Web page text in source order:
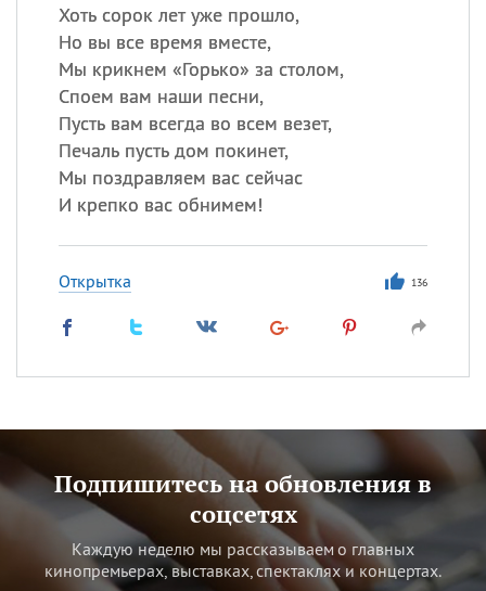
Хоть сорок лет уже прошло,
Но вы все время вместе,
Мы крикнем «Горько» за столом,
Споем вам наши песни,
Пусть вам всегда во всем везет,
Печаль пусть дом покинет,
Мы поздравляем вас сейчас
И крепко вас обнимем!
Открытка 136
Подпишитесь на обновления в
соцсетях
Каждую неделю мы рассказываем о главных
кинопремьерах, выставках, спектаклях и концертах.